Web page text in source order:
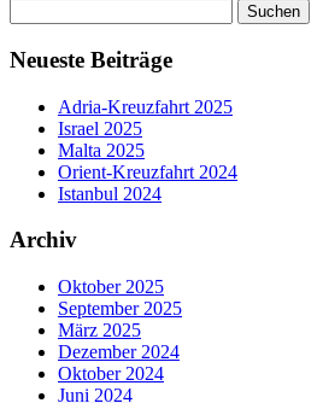
nach:
Neueste Beiträge
Adria-Kreuzfahrt 2025
Israel 2025
Malta 2025
Orient-Kreuzfahrt 2024
Istanbul 2024
Archiv
Oktober 2025
September 2025
März 2025
Dezember 2024
Oktober 2024
Juni 2024